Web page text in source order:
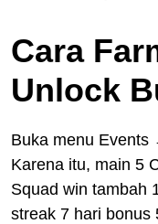
Cara
Unlock
Buka menu
Karena itu, main 5
Squad win tambah
streak 7 hari bonus